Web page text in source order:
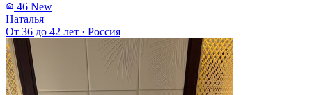
46 New
Наталья
От 36 до 42 лет · Россия